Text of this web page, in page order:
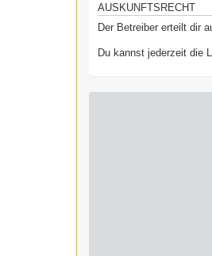
AUSKUNFTSRECHT
Der Betreiber erteilt dir
Du kannst jederzeit die